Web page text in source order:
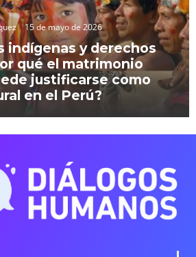
15 de mayo de 2026
indígenas y derechos
qué el matrimonio
justificarse como
en el Perú?